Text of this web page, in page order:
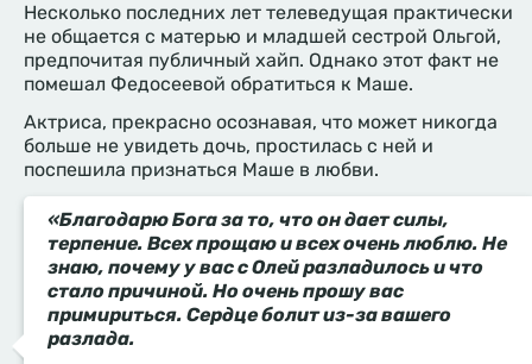
Несколько последних лет телеведущая практически
не общается с матерью и младшей сестрой Ольгой,
предпочитая публичный хайп. Однако этот факт не
помешал Федосеевой обратиться к Маше.
Актриса, прекрасно осознавая, что может никогда
больше не увидеть дочь, простилась с ней и
поспешила признаться Маше в любви.
«Благодарю Бога за то, что он дает силы,
терпение. Всех прощаю и всех очень люблю. Не
знаю, почему у вас с Олей разладилось и что
стало причиной. Но очень прошу вас
примириться. Сердце болит из-за вашего
разлада.